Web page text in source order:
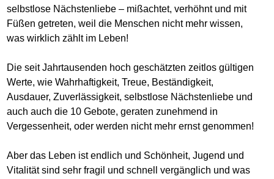
selbstlose Nächstenliebe – mißachtet, verhöhnt und mit
Füßen getreten, weil die Menschen nicht mehr wissen,
was wirklich zählt im Leben!
Die seit Jahrtausenden hoch geschätzten zeitlos gültigen
Werte, wie Wahrhaftigkeit, Treue, Beständigkeit,
Ausdauer, Zuverlässigkeit, selbstlose Nächstenliebe und
auch auch die 10 Gebote, geraten zunehmend in
Vergessenheit, oder werden nicht mehr ernst genommen!
Aber das Leben ist endlich und Schönheit, Jugend und
Vitalität sind sehr fragil und schnell vergänglich und was